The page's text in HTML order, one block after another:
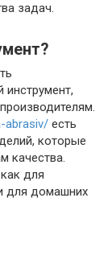
задач.
инструмент,
abrasiv/ есть
которые
качества.
для
для домашних